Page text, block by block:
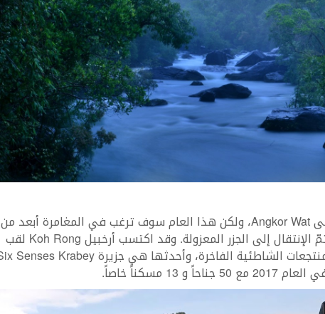
لن تكتمل الزيارة لكمبوديا بدون رحلة إلى Angkor Wat، ولكن هذا العام سوف ترغب في المغامرة أبعد من
ذلك أي عبر زيارة الغابات المطيرة ومن ثمّ الإنتقال إلى الجزر المعزولة. وقد اكتسب أرخبيل Koh Rong لقب